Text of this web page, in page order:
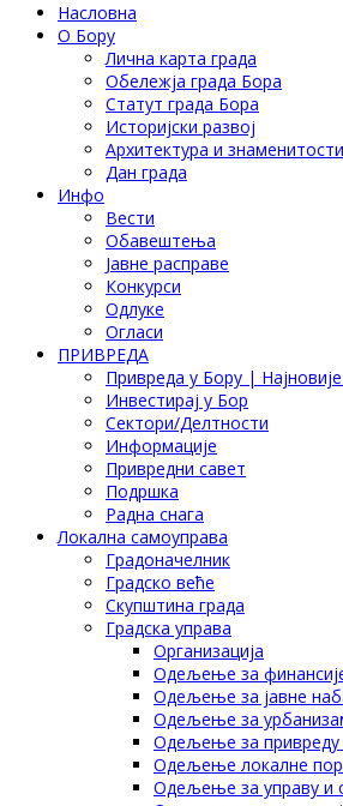
Насловна
О Бору
Лична карта града
Обележја града Бора
Статут града Бора
Историјски развој
Архитектура и
Дан града
Инфо
Вести
Обавештења
Јавне расправе
Конкурси
Одлуке
Огласи
ПРИВРЕДА
Привреда у Бору |
Инвестирај у Бор
Сектори/Делтности
Информације
Привредни савет
Подршка
Радна снага
Локална самоуправа
Градоначелник
Градско веће
Скупштина града
Градска управа
Организација
Одељење за
Одељење за јавне
Одељење за
Одељење за привреду
Одељење локалне
Одељење за управу и